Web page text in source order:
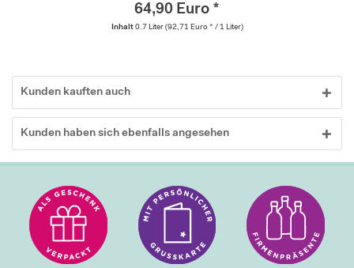
64,90 Euro *
Inhalt 0.7 Liter (92,71 Euro * / 1 Liter)
Kunden kauften auch
Kunden haben sich ebenfalls angesehen